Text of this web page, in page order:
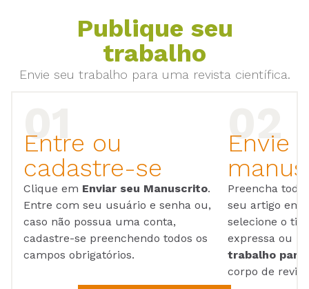
Publique seu
trabalho
Envie seu trabalho para uma revista científica.
Entre ou
cadastre-se
Clique em Enviar seu Manuscrito.
Entre com seu usuário e senha ou,
caso não possua uma conta,
cadastre-se preenchendo todos os
campos obrigatórios.
Envie
Preencha
seu artigo em
selecione o
expressa ou
trabalho para
corpo de